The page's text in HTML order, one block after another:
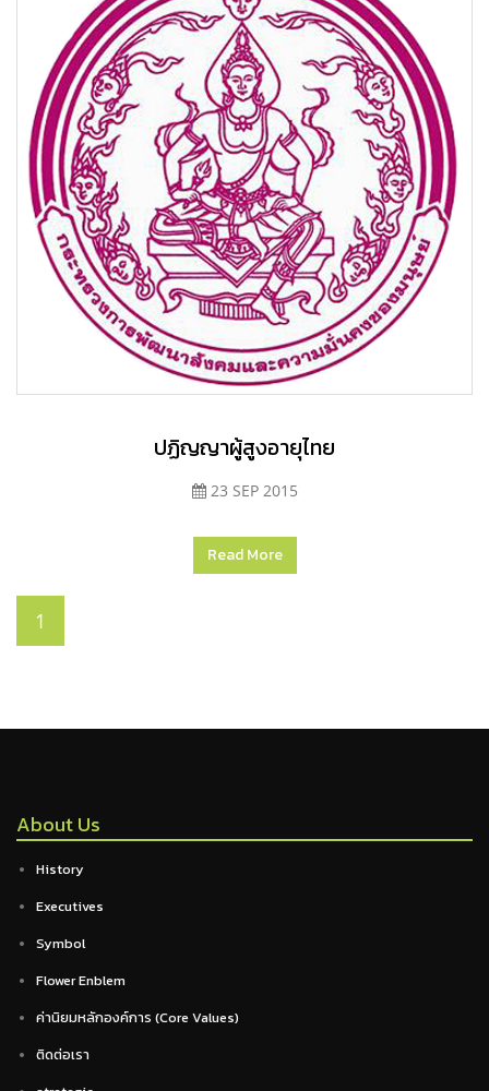
ปฏิญญาผู้สูงอายุไทย
23 SEP 2015
Read More
1
About Us
History
Executives
Symbol
Flower Enblem
ค่านิยมหลักองค์การ (Core Values)
ติดต่อเรา